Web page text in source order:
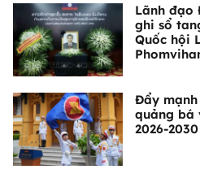
Lãnh đạo
ghi sổ
Quốc hội
Đẩy
quảng bá
2026-2030